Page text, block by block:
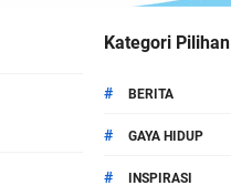
Kategori Pilihan
# BERITA
# GAYA HIDUP
# INSPIRASI